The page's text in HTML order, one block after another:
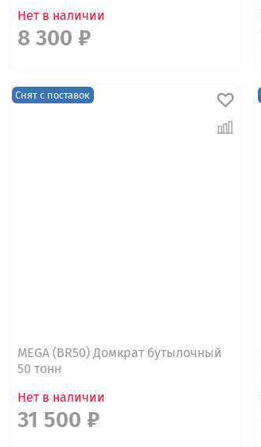
Нет в наличии
8 300 ₽
Снят с поставок
MEGA (BR50) Домкрат бутылочный
50 тонн
Нет в наличии
31 500 ₽